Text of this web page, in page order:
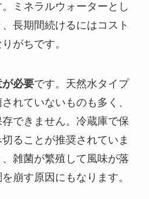
ミネラルウォーターとし
長期間続けるにはコスト
がちです。
必要です。天然水タイプ
れていないものも多く、
できません。冷蔵庫で保
ることが推奨されていま
雑菌が繁殖して風味が落
崩す原因にもなります。